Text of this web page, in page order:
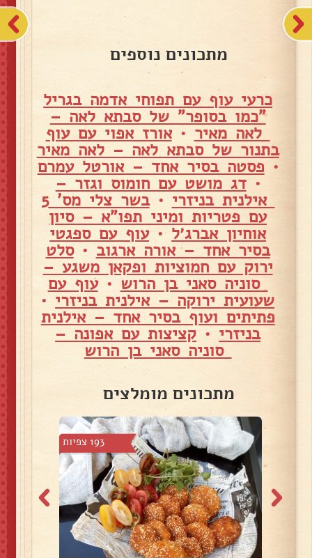
מתכונים נוספים
כרעי עוף עם תפוחי אדמה בגריל
"כמו בסופר" של סבתא לאה –
לאה מאיר •אורז אפוי עם עוף
בתנור של סבתא לאה – לאה מאיר
• פסטה בסיר אחד – אורטל עמרם
•דג מושט עם חומוס וגזר –
אילנית בניזרי • בשר צלי מס' 5
עם פטריות ומיני תפו"א – סיון
אוחיון אברג׳ל •עוף עם ספגטי
בסיר אחד – אורה ארגוב •סלט
ירוק עם חמוציות ופקאן משגע –
סוניה סאני בן הרוש •עוף עם
שעועית ירוקה – אילנית בניזרי •
פתיתים ועוף בסיר אחד – אילנית
בניזרי • קציצות עם אפונה –
סוניה סאני בן הרוש
מתכונים מומלצים
193 צפיות